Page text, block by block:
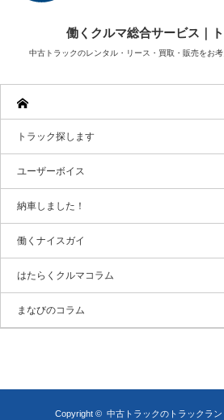
働くクルマ総合サービス｜
中古トラックのレンタル・リース・買取・販売をお
トラック探します
ユーザーボイス
納車しました！
働くナイスガイ
はたらくクルマコラム
まなびのコラム
Copyright © 中古トラックのトラックラン